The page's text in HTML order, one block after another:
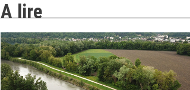
A lire